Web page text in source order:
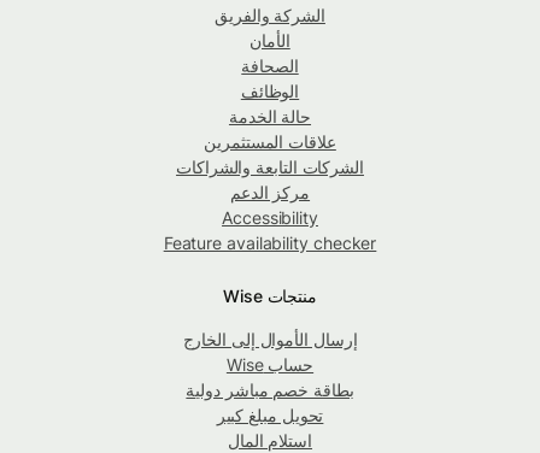
الشركة والفريق
الأمان
الصحافة
الوظائف
حالة الخدمة
علاقات المستثمرين
الشركات التابعة والشراكات
مركز الدعم
Accessibility
Feature availability checker
منتجات Wise
إرسال الأموال إلى الخارج
حساب Wise
بطاقة خصم مباشر دولية
تحويل مبلغ كبير
استلام المال